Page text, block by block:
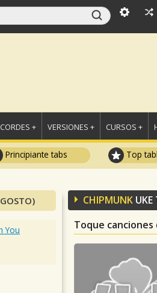
+ VERSIONES + CURSOS +
Principiante tabs Top
CHIPMUNK UKE
Toque
You